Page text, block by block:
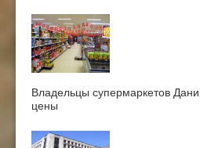
Владельцы супермаркетов
цены